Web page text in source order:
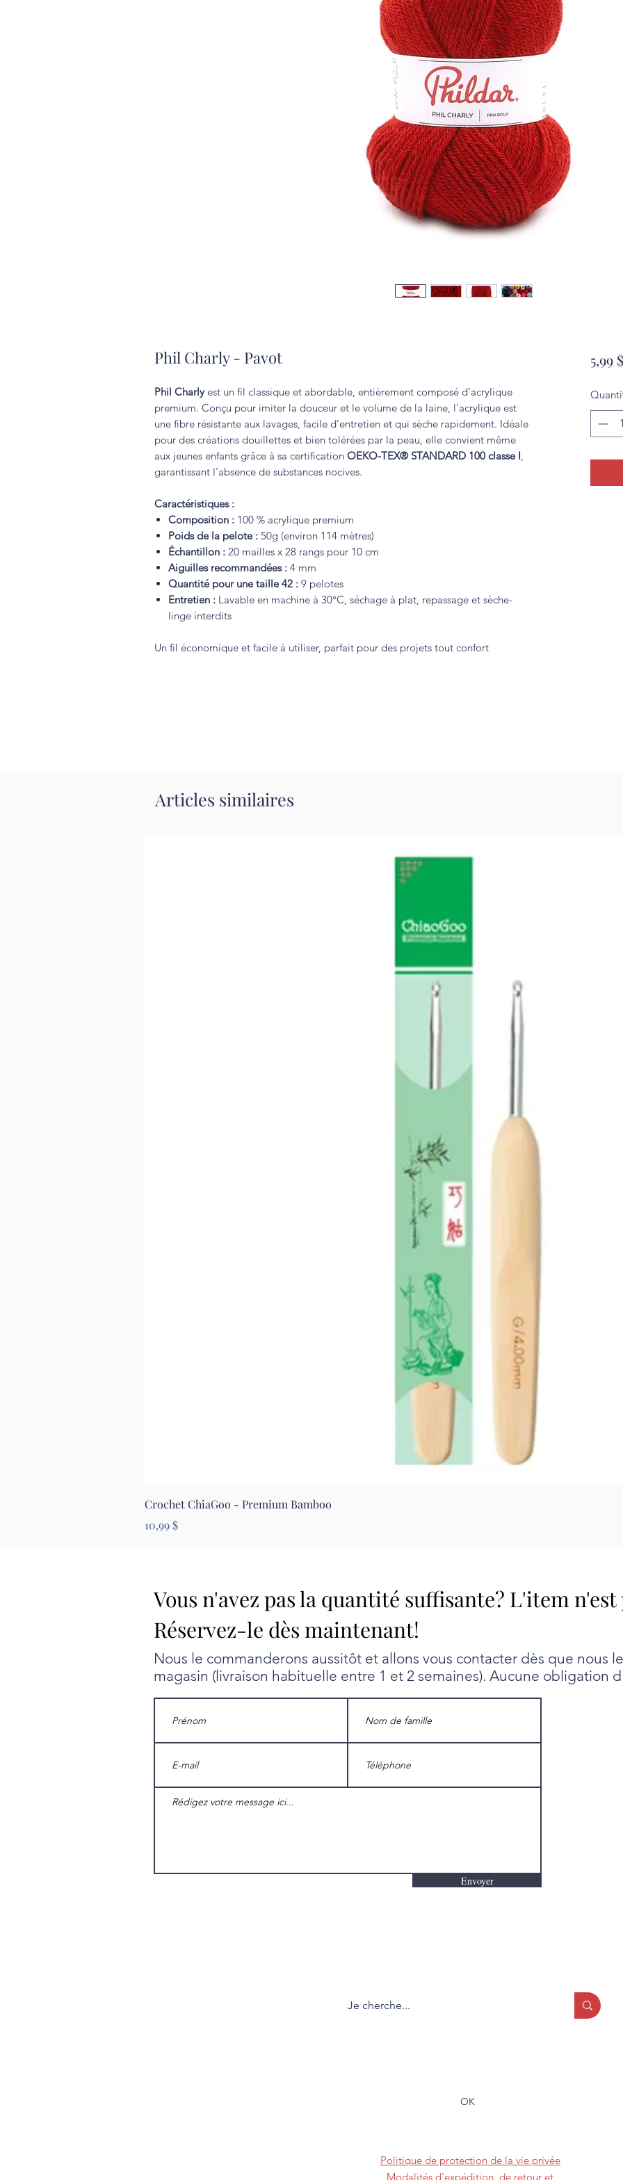
Phil Charly - Pavot
Phil Charlyest un fil classique et abordable, entièrement composé d’acrylique
premium. Conçu pour imiter la douceur et le volume de la laine, l’acrylique est
une fibre résistante aux lavages, facile d’entretien et qui sèche rapidement. Idéale
pour des créations douillettes et bien tolérées par la peau, elle convient même
aux jeunes enfants grâce à sa certification OEKO-TEX® STANDARD 100 classe I,
garantissant l'absence de substances nocives.
Caractéristiques :
Composition : 100 % acrylique premium
Poids de la pelote : 50g (environ 114 mètres)
Échantillon : 20 mailles x 28 rangs pour 10 cm
Aiguilles recommandées : 4 mm
Quantité pour une taille 42 : 9 pelotes
Entretien : Lavable en machine à 30°C, séchage à plat, repassage et sèche-
linge interdits
Un fil économique et facile à utiliser, parfait pour des projets tout confort
5,99 $
Articles similaires
Crochet ChiaGoo - Premium Bamboo
Prix
10,99 $
Vous n'avez pas la quantité suffisante? L'item
Réservez-le dès maintenant!
Nous le commanderons aussitôt et allons vous contacter dès que nous
magasin (livraison habituelle entre 1 et 2 semaines). Aucune obligation
Envoyer
OK
Politique de protection de la vie privée
Modalités d'expédition, de retour et